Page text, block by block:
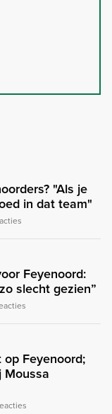
"Als je
in dat team"
Feyenoord:
slecht gezien”
Feyenoord;
Moussa